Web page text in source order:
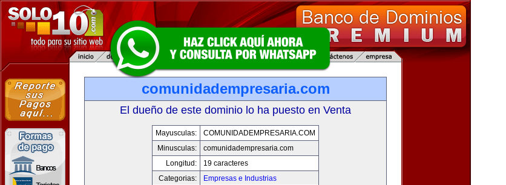
comunidadempresaria.com
El dueño de este dominio lo ha puesto en Venta
Mayusculas:
COMUNIDADEMPRESARIA.COM
Minusculas:
comunidadempresaria.com
Longitud:
19 caracteres
Categorias:
Empresas e Industrias